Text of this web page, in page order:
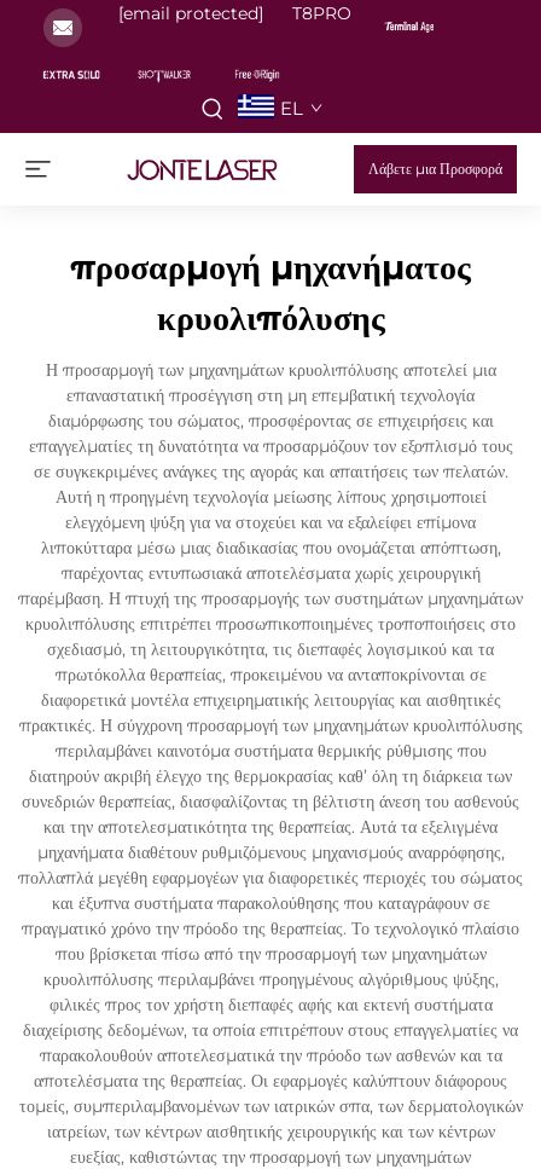
[email protected] T8PRO
EL
Λάβετε μια Προσφορά
προσαρμογή μηχανήματος
κρυολιπόλυσης
Η προσαρμογή των μηχανημάτων κρυολιπόλυσης αποτελεί μια
επαναστατική προσέγγιση στη μη επεμβατική τεχνολογία
διαμόρφωσης του σώματος, προσφέροντας σε επιχειρήσεις και
επαγγελματίες τη δυνατότητα να προσαρμόζουν τον εξοπλισμό τους
σε συγκεκριμένες ανάγκες της αγοράς και απαιτήσεις των πελατών.
Αυτή η προηγμένη τεχνολογία μείωσης λίπους χρησιμοποιεί
ελεγχόμενη ψύξη για να στοχεύει και να εξαλείφει επίμονα
λιποκύτταρα μέσω μιας διαδικασίας που ονομάζεται απόπτωση,
παρέχοντας εντυπωσιακά αποτελέσματα χωρίς χειρουργική
παρέμβαση. Η πτυχή της προσαρμογής των συστημάτων μηχανημάτων
κρυολιπόλυσης επιτρέπει προσωπικοποιημένες τροποποιήσεις στο
σχεδιασμό, τη λειτουργικότητα, τις διεπαφές λογισμικού και τα
πρωτόκολλα θεραπείας, προκειμένου να ανταποκρίνονται σε
διαφορετικά μοντέλα επιχειρηματικής λειτουργίας και αισθητικές
πρακτικές. Η σύγχρονη προσαρμογή των μηχανημάτων κρυολιπόλυσης
περιλαμβάνει καινοτόμα συστήματα θερμικής ρύθμισης που
διατηρούν ακριβή έλεγχο της θερμοκρασίας καθ’ όλη τη διάρκεια των
συνεδριών θεραπείας, διασφαλίζοντας τη βέλτιστη άνεση του ασθενούς
και την αποτελεσματικότητα της θεραπείας. Αυτά τα εξελιγμένα
μηχανήματα διαθέτουν ρυθμιζόμενους μηχανισμούς αναρρόφησης,
πολλαπλά μεγέθη εφαρμογέων για διαφορετικές περιοχές του σώματος
και έξυπνα συστήματα παρακολούθησης που καταγράφουν σε
πραγματικό χρόνο την πρόοδο της θεραπείας. Το τεχνολογικό πλαίσιο
που βρίσκεται πίσω από την προσαρμογή των μηχανημάτων
κρυολιπόλυσης περιλαμβάνει προηγμένους αλγόριθμους ψύξης,
φιλικές προς τον χρήστη διεπαφές αφής και εκτενή συστήματα
διαχείρισης δεδομένων, τα οποία επιτρέπουν στους επαγγελματίες να
παρακολουθούν αποτελεσματικά την πρόοδο των ασθενών και τα
αποτελέσματα της θεραπείας. Οι εφαρμογές καλύπτουν διάφορους
τομείς, συμπεριλαμβανομένων των ιατρικών σπα, των δερματολογικών
ιατρείων, των κέντρων αισθητικής χειρουργικής και των κέντρων
ευεξίας, καθιστώντας την προσαρμογή των μηχανημάτων